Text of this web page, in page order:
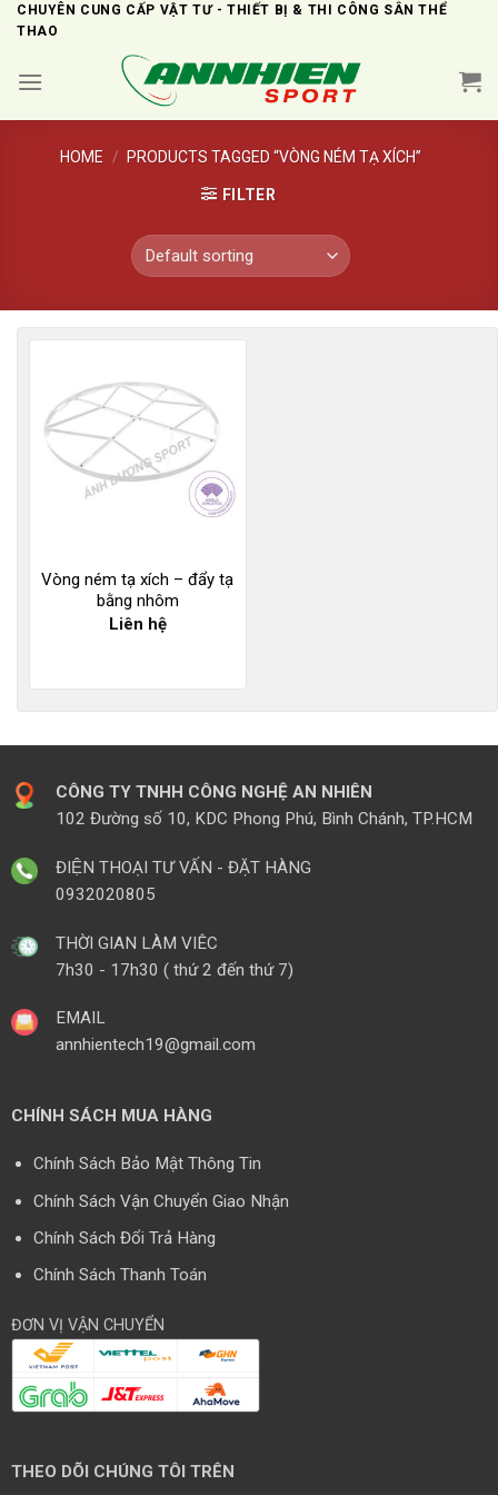
SkipCHUYÊN CUNG CẤP VẬT TƯ - THIẾT BỊ & THI CÔNG SÂN THỂ
THAO
HOME / PRODUCTS TAGGED “VÒNG NÉM TẠ XÍCH”
FILTER
Vòng ném tạ xích – đẩy tạ
bằng nhôm
Liên hệ
CÔNG TY TNHH CÔNG NGHỆ AN NHIÊN
102 Đường số 10, KDC Phong Phú, Bình Chánh, TP.HCM
ĐIỆN THOẠI TƯ VẤN - ĐẶT HÀNG
0932020805
THỜI GIAN LÀM VIÊC
7h30 - 17h30 ( thứ 2 đến thứ 7)
EMAIL
annhientech19@gmail.com
CHÍNH SÁCH MUA HÀNG
Chính Sách Bảo Mật Thông Tin
Chính Sách Vận Chuyển Giao Nhận
Chính Sách Đổi Trả Hàng
Chính Sách Thanh Toán
ĐƠN VỊ VẬN CHUYỂN
THEO DÕI CHÚNG TÔI TRÊN